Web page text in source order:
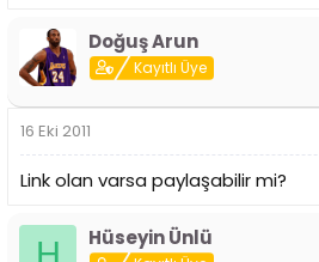
Doğuş Arun
Kayıtlı Üye
16 Eki 2011
Link olan varsa paylaşabilir mi?
H Hüseyin Ünlü